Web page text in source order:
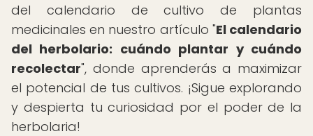
del calendario de cultivo de plantas
medicinales en nuestro artículo "El calendario
del herbolario: cuándo plantar y cuándo
recolectar", donde aprenderás a maximizar
el potencial de tus cultivos. ¡Sigue explorando
y despierta tu curiosidad por el poder de la
herbolaria!